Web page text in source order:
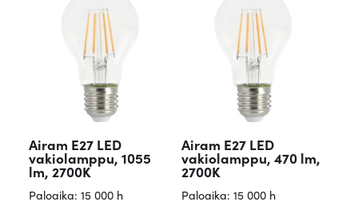
Airam E27 LED
vakiolamppu, 1055
lm, 2700K
Paloaika: 15 000 h
Airam E27 LED
vakiolamppu, 470 lm,
2700K
Paloaika: 15 000 h